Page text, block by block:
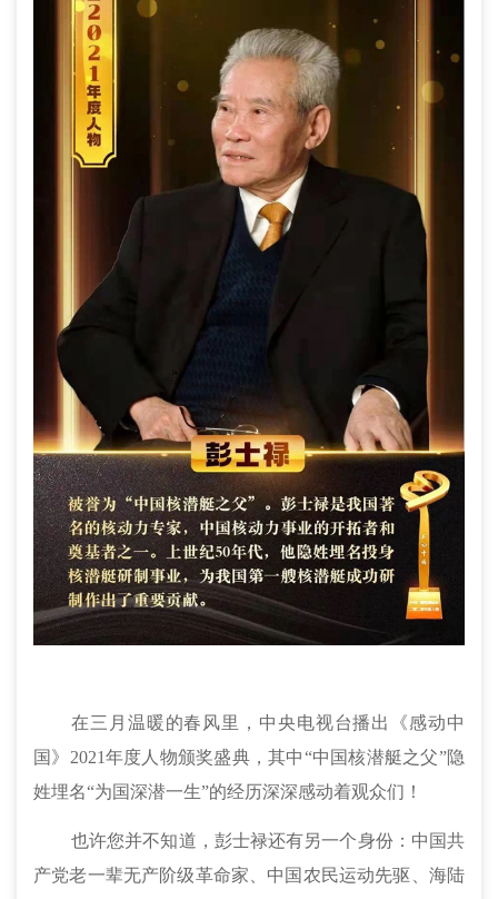
在三月温暖的春风里，中央电视台播出《感动中
国》2021年度人物颁奖盛典，其中“中国核潜艇之父”隐
姓埋名“为国深潜一生”的经历深深感动着观众们！
也许您并不知道，彭士禄还有另一个身份：中国共
产党老一辈无产阶级革命家、中国农民运动先驱、海陆